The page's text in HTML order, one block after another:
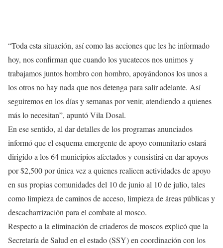
“Toda esta situación, así como las acciones que les he informado
hoy, nos confirman que cuando los yucatecos nos unimos y
trabajamos juntos hombro con hombro, apoyándonos los unos a
los otros no hay nada que nos detenga para salir adelante. Así
seguiremos en los días y semanas por venir, atendiendo a quienes
más lo necesitan”, apuntó Vila Dosal.
En ese sentido, al dar detalles de los programas anunciados
informó que el esquema emergente de apoyo comunitario estará
dirigido a los 64 municipios afectados y consistirá en dar apoyos
por $2,500 por única vez a quienes realicen actividades de apoyo
en sus propias comunidades del 10 de junio al 10 de julio, tales
como limpieza de caminos de acceso, limpieza de áreas públicas y
descacharrización para el combate al mosco.
Respecto a la eliminación de criaderos de moscos explicó que la
Secretaría de Salud en el estado (SSY) en coordinación con los